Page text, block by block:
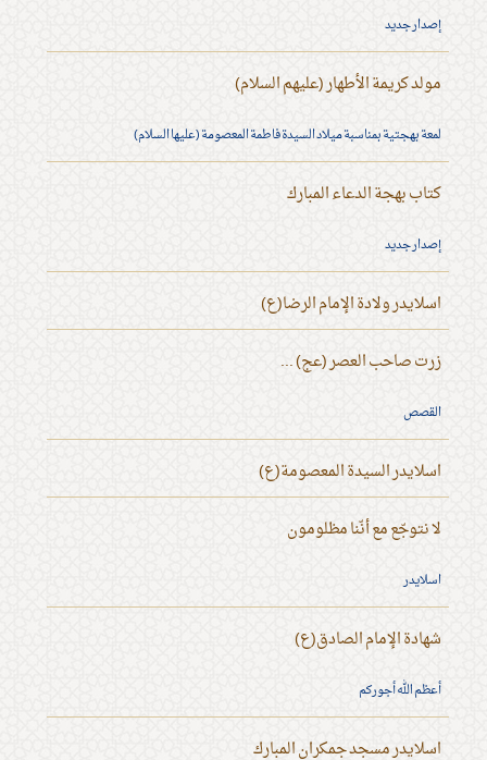
إصدار جديد
مولد كريمة الأطهار (عليهم السلام)
لمعة بهجتية بمناسبة ميلاد السيدة فاطمة المعصومة (عليها السلام)
كتاب بهجة الدعاء المبارك
إصدار جديد
اسلايدر ولادة الإمام الرضا(ع)
زرت صاحب العصر (عج) ...
القصص
اسلايدر السيدة المعصومة(ع)
لا نتوجّع مع أنّنا مظلومون
اسلايدر
شهادة الإمام الصادق(ع)
أعظم الله أجوركم
اسلايدر مسجد جمكران المبارك